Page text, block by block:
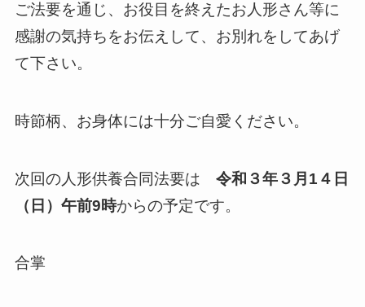
ご法要を通じ、お役目を終えたお人形さん等に
感謝の気持ちをお伝えして、お別れをしてあげ
て下さい。
時節柄、お身体には十分ご自愛ください。
次回の人形供養合同法要は 令和３年３月1４日
（日）午前9時からの予定です。
合掌